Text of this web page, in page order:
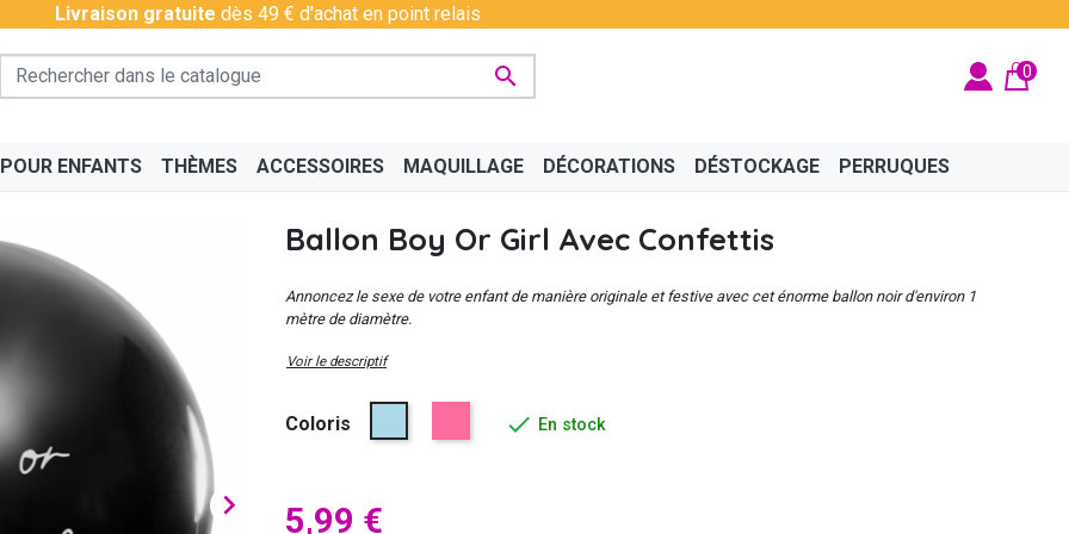
Livraison gratuite dès 49 € d'achat en point relais
 0
CHINOIS DISCO & CHARLESTON
ENFANTS THÈMES
BAVAROIS
ACCESSOIRES
BAS - COLLANTS BOAS
MAQUILLAGE DÉCORATIONS DÉSTOCKAGE PERRUQUES

Ballon Boy Or Girl Avec Confettis
Annoncez le sexe de votre enfant de manière originale et festive avec cet énorme ballon noir d'environ 1
mètre de diamètre.
Voir le descriptif
Coloris
Bleu  En stock
5,99 €